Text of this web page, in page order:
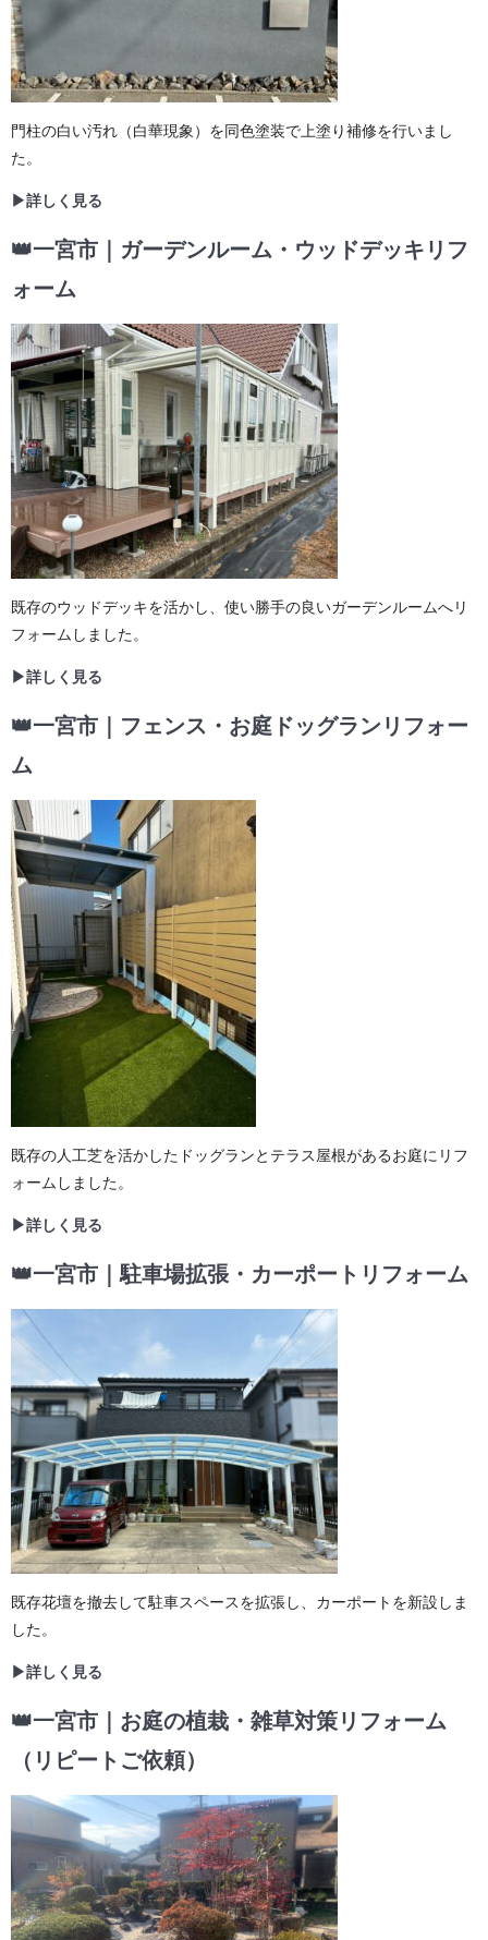
門柱の白い汚れ（白華現象）を同色塗装で上塗り補修を行いまし
た。
▶詳しく見る
👑一宮市｜ガーデンルーム・ウッドデッキリフ
ォーム
既存のウッドデッキを活かし、使い勝手の良いガーデンルームへリ
フォームしました。
▶詳しく見る
👑一宮市｜フェンス・お庭ドッグランリフォー
ム
既存の人工芝を活かしたドッグランとテラス屋根があるお庭にリフ
ォームしました。
▶詳しく見る
👑一宮市｜駐車場拡張・カーポートリフォーム
既存花壇を撤去して駐車スペースを拡張し、カーポートを新設しま
した。
▶詳しく見る
👑一宮市｜お庭の植栽・雑草対策リフォーム
（リピートご依頼）